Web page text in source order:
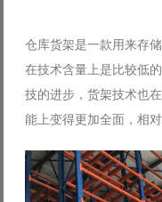
仓库货架是一款用来存
在技术含量上是比较低
技的进步，货架技术也
能上变得更加全面，相
Log in with Facebook
Forgot your password?
Forgot your username?